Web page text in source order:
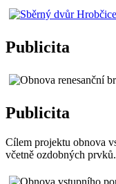
Publicita
Publicita
Cílem projektu obnova
včetně ozdobných prvků.